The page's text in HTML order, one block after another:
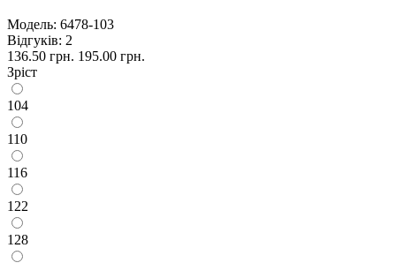
Модель: 6478-103
Відгуків: 2
136.50 грн. 195.00 грн.
Зріст
104
110
116
122
128